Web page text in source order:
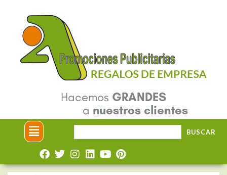
contenido
Hacemos GRANDES
a nuestros clientes
Menú BUSCAR